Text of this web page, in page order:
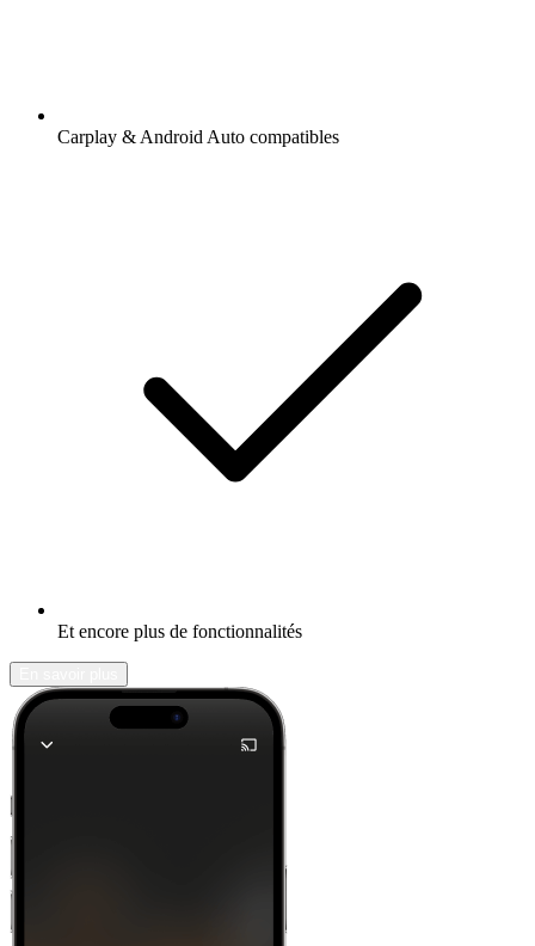
Carplay & Android Auto compatibles
Et encore plus de fonctionnalités